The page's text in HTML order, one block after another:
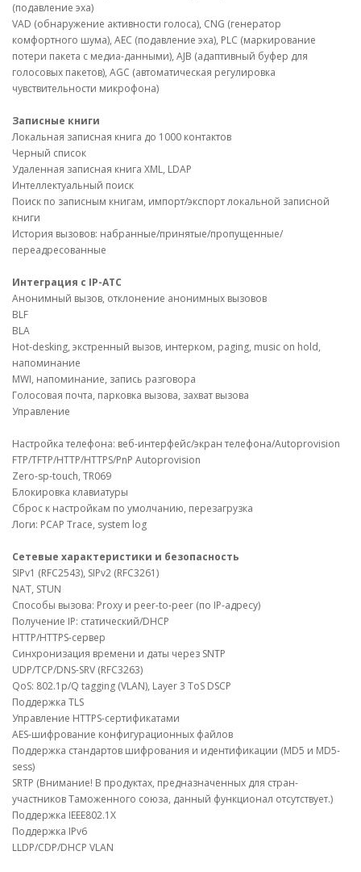
(подавление эха)
VAD (обнаружение активности голоса), CNG (генератор
комфортного шума), AEC (подавление эха), PLC (маркирование
потери пакета с медиа-данными), AJB (адаптивный буфер для
голосовых пакетов), AGC (автоматическая регулировка
чувствительности микрофона)
Записные книги
Локальная записная книга до 1000 контактов
Черный список
Удаленная записная книга XML, LDAP
Интеллектуальный поиск
Поиск по записным книгам, импорт/экспорт локальной записной
книги
История вызовов: набранные/принятые/пропущенные/
переадресованные
Интеграция с IP-АТС
Анонимный вызов, отклонение анонимных вызовов
BLF
BLA
Hot-desking, экстренный вызов, интерком, paging, music on hold,
напоминание
MWI, напоминание, запись разговора
Голосовая почта, парковка вызова, захват вызова
Управление
Настройка телефона: веб-интерфейс/экран телефона/Autoprovision
FTP/TFTP/HTTP/HTTPS/PnP Autoprovision
Zero-sp-touch, TR069
Блокировка клавиатуры
Сброс к настройкам по умолчанию, перезагрузка
Логи: PCAP Trace, system log
Сетевые характеристики и безопасность
SIPv1 (RFC2543), SIPv2 (RFC3261)
NAT, STUN
Способы вызова: Proxy и peer-to-peer (по IP-адресу)
Получение IP: статический/DHCP
HTTP/HTTPS-сервер
Синхронизация времени и даты через SNTP
UDP/TCP/DNS-SRV (RFC3263)
QoS: 802.1p/Q tagging (VLAN), Layer 3 ToS DSCP
Поддержка TLS
Управление HTTPS-сертификатами
AES-шифрование конфигурационных файлов
Поддержка стандартов шифрования и идентификации (MD5 и MD5-
sess)
SRTP (Внимание! В продуктах, предназначенных для стран-
участников Таможенного союза, данный функционал отсутствует.)
Поддержка IEEE802.1X
Поддержка IPv6
LLDP/CDP/DHCP VLAN